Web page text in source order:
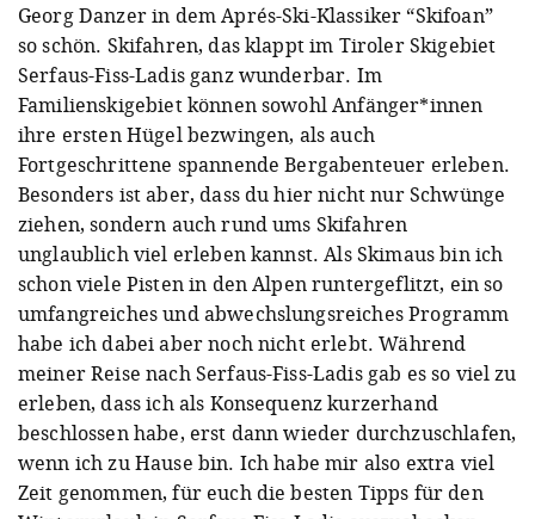
Georg Danzer in dem Aprés-Ski-Klassiker “Skifoan”
so schön. Skifahren, das klappt im Tiroler Skigebiet
Serfaus-Fiss-Ladis ganz wunderbar. Im
Familienskigebiet können sowohl Anfänger*innen
ihre ersten Hügel bezwingen, als auch
Fortgeschrittene spannende Bergabenteuer erleben.
Besonders ist aber, dass du hier nicht nur Schwünge
ziehen, sondern auch rund ums Skifahren
unglaublich viel erleben kannst. Als Skimaus bin ich
schon viele Pisten in den Alpen runtergeflitzt, ein so
umfangreiches und abwechslungsreiches Programm
habe ich dabei aber noch nicht erlebt. Während
meiner Reise nach Serfaus-Fiss-Ladis gab es so viel zu
erleben, dass ich als Konsequenz kurzerhand
beschlossen habe, erst dann wieder durchzuschlafen,
wenn ich zu Hause bin. Ich habe mir also extra viel
Zeit genommen, für euch die besten Tipps für den